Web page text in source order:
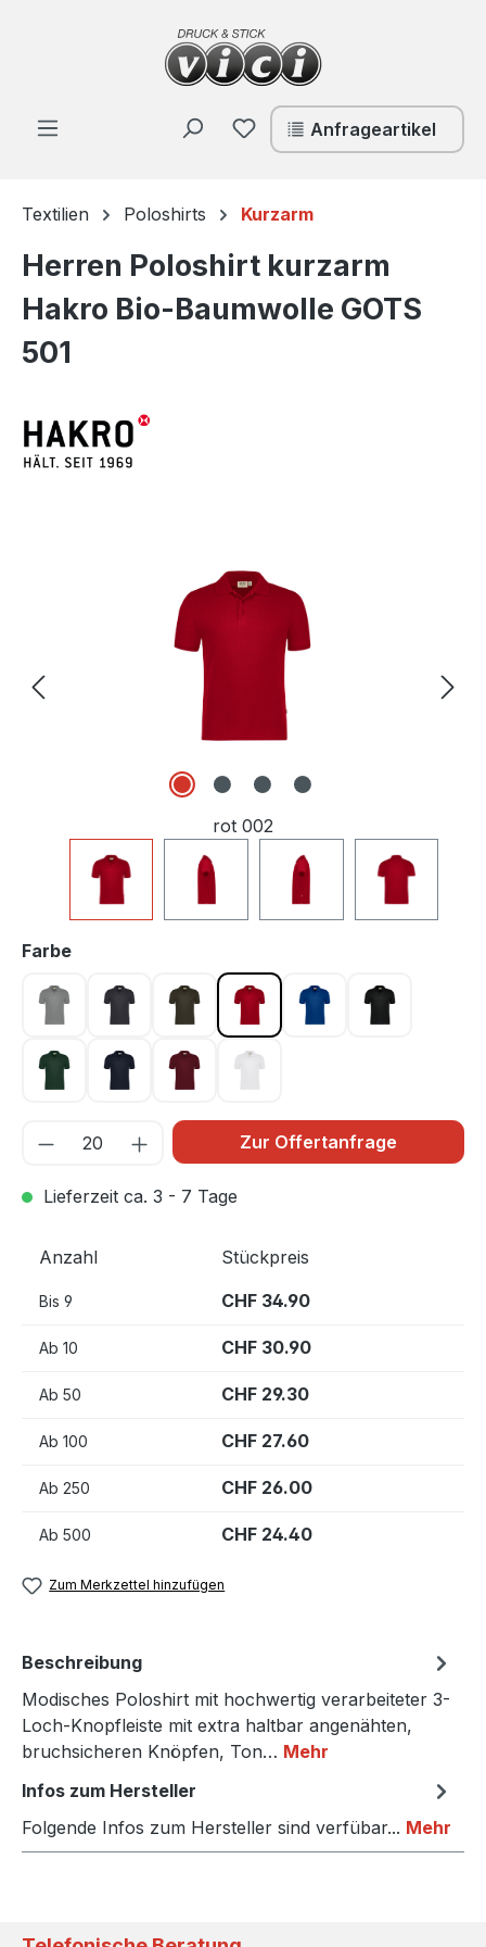
Zum Hauptinhalt springen
Du hast 0 Produkte auf
Anfrageartikel
Textilien Poloshirts Kurzarm
Herren Poloshirt kurzarm
Hakro Bio-Baumwolle GOTS
501
rot 002
Farbeauswählen
grau meliert 015karbongrau 064
olive 065 rot 002 royalblau 010schwarz 005
tanne 072tinte 034 weinrot 017
Zur Offertanfrage
Lieferzeit ca. 3 - 7 Tage
Anzahl Stückpreis
Bis 9 CHF 34.90
Ab 10 CHF 30.90
Ab 50 CHF 29.30
Ab 100 CHF 27.60
Ab 250 CHF 26.00
Ab 500 CHF 24.40
Zum Merkzettel hinzufügen
Beschreibung
Modisches Poloshirt mit hochwertig verarbeiteter 3-
Loch-Knopfleiste mit extra haltbar angenähten,
bruchsicheren Knöpfen, Ton… Mehr
Infos zum Hersteller
Folgende Infos zum Hersteller sind verfübar... Mehr